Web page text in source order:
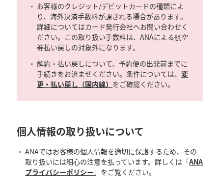
お客様のクレジット/デビットカードの種類によ
り、海外決済手数料が課される場合があります。
詳細についてはカード発行会社へお問い合わせく
ださい。この取り扱い手数料は、ANAによる航空
券払い戻しの対象外になります。
解約・払い戻しについて、予約便の出発前までに
手続きをお済ませください。条件については、変
更・払い戻し（国内線） をご確認ください。
個人情報の取り扱いについて
ANAではお客様の個人情報を適切に保護するため、その
取り扱いには細心の注意を払っています。詳しくは「ANA
プライバシーポリシー 」をご覧ください。